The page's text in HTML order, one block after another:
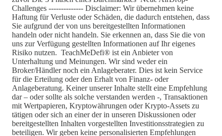
Challenges -------------- Disclaimer: Wir übernehmen keine
Haftung für Verluste oder Schäden, die dadurch entstehen, dass
Sie aufgrund der von uns bereitgestellten Informationen
handeln oder nicht handeln. Sie erkennen an, dass Sie die von
uns zur Verfügung gestellten Informationen auf Ihr eigenes
Risiko nutzen. TeachMeDefi® ist ein Anbieter von
Unterhaltung und Meinungen. Wir sind weder ein
Broker/Händler noch ein Anlageberater. Dies ist kein Service
für die Erteilung oder den Erhalt von Finanz- oder
Anlageberatung. Keiner unserer Inhalte stellt eine Empfehlung
dar – oder sollte als solche verstanden werden -, Transaktionen
mit Wertpapieren, Kryptowährungen oder Krypto-Assets zu
tätigen oder sich an einer der in unseren Diskussionen oder
bereitgestellten Inhalten vorgestellten Investitionsstrategien zu
beteiligen. Wir geben keine personalisierten Empfehlungen